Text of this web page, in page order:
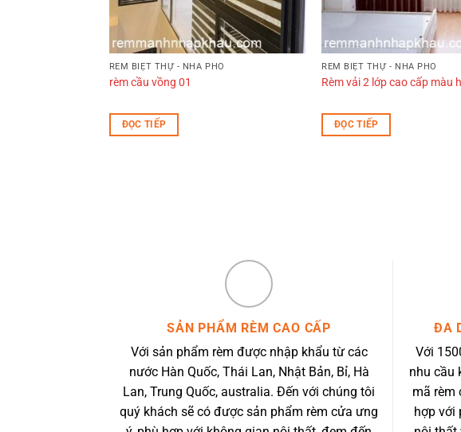
RÈM BIỆT THỰ - NHÀ PHỐ
rèm cầu vồng 01
ĐỌC TIẾP
RÈM BIỆT THỰ - NHÀ PHỐ
Rèm vải 2 lớp cao cấp màu
ĐỌC TIẾP
SẢN PHẨM RÈM CAO CẤP
Với sản phẩm rèm được nhập khẩu từ các
nước Hàn Quốc, Thái Lan, Nhật Bản, Bỉ, Hà
Lan, Trung Quốc, australia. Đến với chúng tôi
quý khách sẽ có được sản phẩm rèm cửa ưng
ĐA
Với
nhu cầu
mã rèm
hợp với